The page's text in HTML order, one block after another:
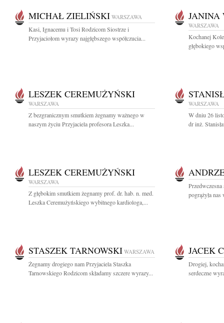
MICHAŁ ZIELIŃSKI WARSZAWA
Kasi, Ignacemu i Tosi Rodzicom Siostrze i
Przyjaciołom wyrazy najgłębszego współczucia...
JANINA
WARSZAWA
Kochanej
głębokiego
LESZEK CEREMUŻYŃSKI
WARSZAWA
Z bezgranicznym smutkiem żegnamy ważnego w
naszym życiu Przyjaciela profesora Leszka...
WARSZAWA
W dniu 26
dr inż.
LESZEK CEREMUŻYŃSKI
WARSZAWA
Z głębokim smutkiem żegnamy prof. dr. hab. n. med.
Leszka Ceremużyńskiego wybitnego kardiologa,...
pogrążyła
STASZEK TARNOWSKI WARSZAWA
Żegnamy drogiego nam Przyjaciela Staszka
Tarnowskiego Rodzicom składamy szczere wyrazy...
JACEK
Drogiej,
serdeczne